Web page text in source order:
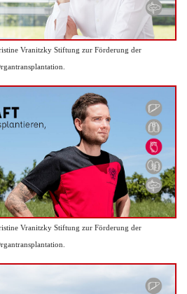
Vranitzky Stiftung zur Förderung der
Vranitzky Stiftung zur Förderung der